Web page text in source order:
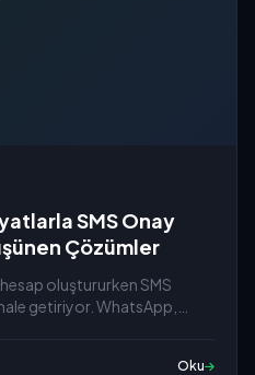
SMS Onay
Çözümler
oluştururken SMS
getiriyor. WhatsApp,
Oku